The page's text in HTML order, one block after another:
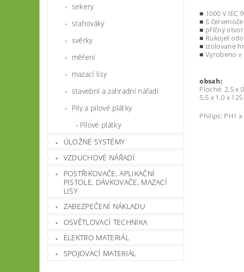
sekery
stahováky
svěrky
měření
mazací lisy
stavební a zahradní nářadí
Pily a pilové plátky
Pilové plátky
ÚLOŽNÉ SYSTÉMY
VZDUCHOVÉ NÁŘADÍ
POSTŘIKOVAČE, APLIKAČNÍ
PISTOLE, DÁVKOVAČE, MAZACÍ
LISY
ZABEZPEČENÍ NÁKLADU
OSVĚTLOVACÍ TECHNIKA
ELEKTRO MATERIÁL
SPOJOVACÍ MATERIÁL
■ 1000 V IEC
■ S
■ příčný
■ Rukojeť
■ Izolované
■ Vyrobeno v
obsah:
Ploché: 2,5 x
5,5 x 1,0 x
Philips: PH1 x